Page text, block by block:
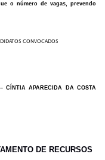
o número de vagas, prevendo
CÍNTIA APARECIDA DA COSTA
DE RECURSOS